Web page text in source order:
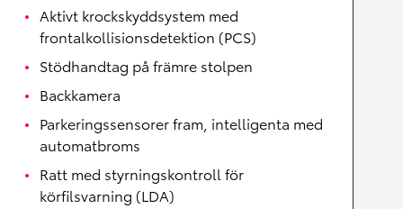
Aktivt krockskyddsystem med
frontalkollisionsdetektion (PCS)
Stödhandtag på främre stolpen
Backkamera
Parkeringssensorer fram, intelligenta med
automatbroms
Ratt med styrningskontroll för
körfilsvarning (LDA)